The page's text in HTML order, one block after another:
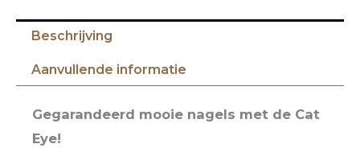
Beschrijving
Aanvullende informatie
Gegarandeerd mooie nagels met de Cat
Eye!